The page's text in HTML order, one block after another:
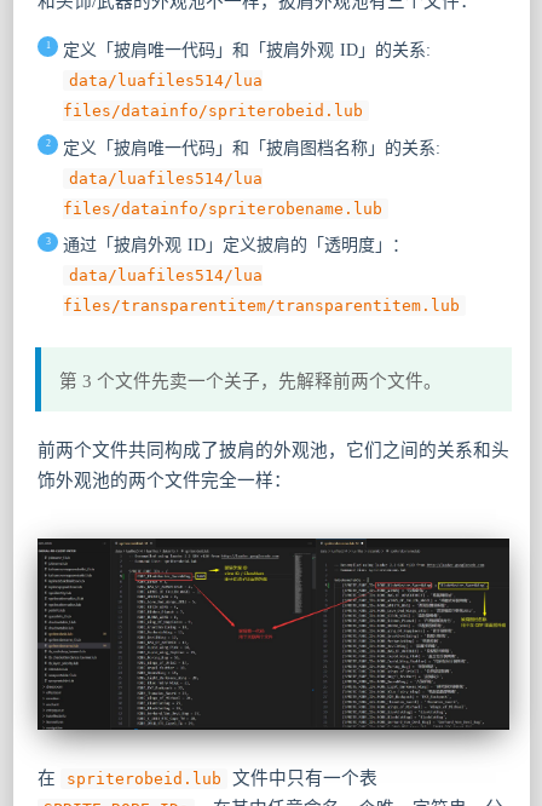
定义「披肩唯一代码」和「披肩外观 ID」的关系:
data/luafiles514/lua
files/datainfo/spriterobeid.lub
定义「披肩唯一代码」和「披肩图档名称」的关系:
data/luafiles514/lua
files/datainfo/spriterobename.lub
通过「披肩外观 ID」定义披肩的「透明度」：
data/luafiles514/lua
files/transparentitem/transparentitem.lub
第 3 个文件先卖一个关子，先解释前两个文件。
前两个文件共同构成了披肩的外观池，它们之间的关系和头
饰外观池的两个文件完全一样：
在 spriterobeid.lub 文件中只有一个表